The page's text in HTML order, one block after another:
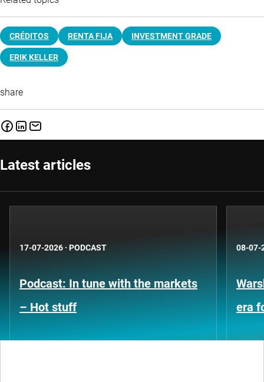
CRÉDITOS RENTA FIJA INVESTMENT GRADE
ERIK KELLER
share
Latest articles
17-07-2026 · PODCAST
Podcast: In tune with the markets
– Hot stuff
08-07-
era